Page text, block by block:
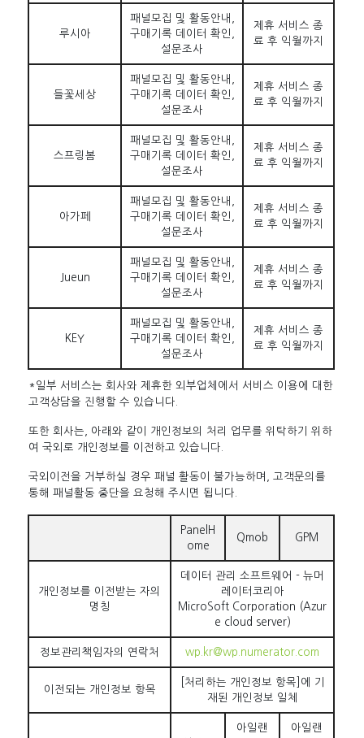
루시아
패널모집 및 활동안내,
구매기록 데이터 확인,
설문조사
제휴 서비스 종
료 후 익월까지
들꽃세상
패널모집 및 활동안내,
구매기록 데이터 확인,
설문조사
제휴 서비스 종
료 후 익월까지
스프링봄
패널모집 및 활동안내,
구매기록 데이터 확인,
설문조사
제휴 서비스 종
료 후 익월까지
아가페
패널모집 및 활동안내,
구매기록 데이터 확인,
설문조사
제휴 서비스 종
료 후 익월까지
Jueun
패널모집 및 활동안내,
구매기록 데이터 확인,
설문조사
제휴 서비스 종
료 후 익월까지
KEY
패널모집 및 활동안내,
구매기록 데이터 확인,
설문조사
제휴 서비스 종
료 후 익월까지
*일부 서비스는 회사와 제휴한 외부업체에서 서비스 이용에 대한
고객상담을 진행할 수 있습니다.
또한 회사는, 아래와 같이 개인정보의 처리 업무를 위탁하기 위하
여 국외로 개인정보를 이전하고 있습니다.
국외이전을 거부하실 경우 패널 활동이 불가능하며, 고객문의를
통해 패널활동 중단을 요청해 주시면 됩니다.
PanelH
ome
Qmob GPM
개인정보를 이전받는 자의
명칭
데이터 관리 소프트웨어 - 뉴머
레이터코리아
MicroSoft Corporation (Azur
e cloud server)
정보관리책임자의 연락처 wp.kr@wp.numerator.com
이전되는 개인정보 항목
[처리하는 개인정보 항목]에 기
재된 개인정보 일체
아일랜 아일랜